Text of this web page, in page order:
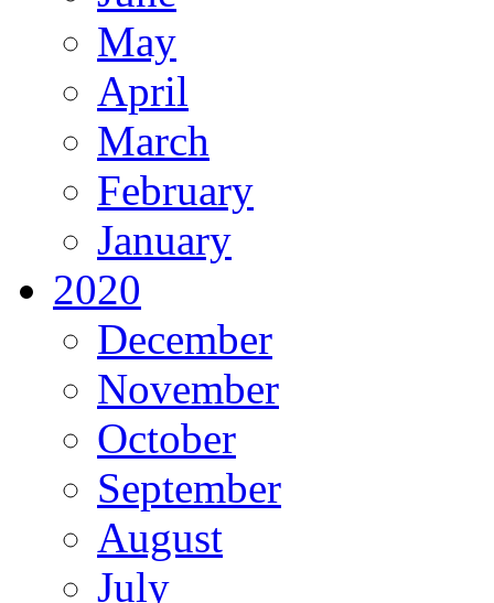
May
April
March
February
January
2020
December
November
October
September
August
July